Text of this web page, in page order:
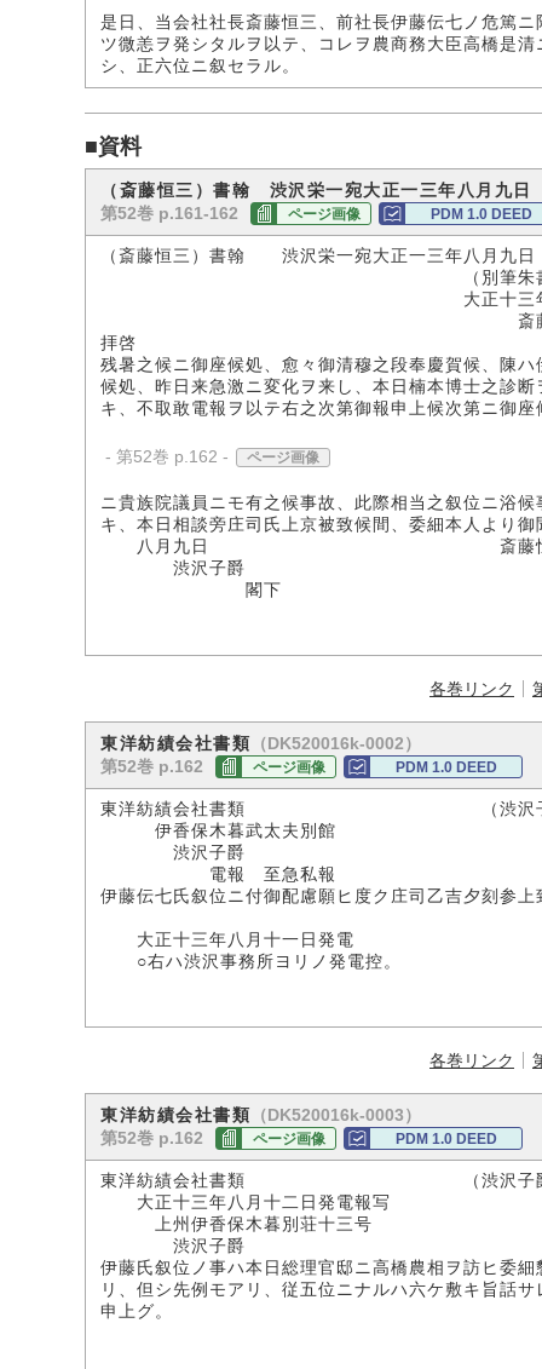
是日、当会社社長斎藤恒三、前社長伊藤伝七ノ危篤
ツ微恙ヲ発シタルヲ以テ、コレヲ農商務大臣高橋是
シ、正六位ニ叙セラル。
■資料
（斎藤恒三）書翰 渋沢栄一宛大正一三年八月九日
第52巻 p.161-162
ページ画像 PDM 1.0 DEED
（斎藤恒三）書翰 渋沢栄一宛大正一三年八月九
（別筆朱書
大正十三年八月
斎藤恒三
拝啓
残暑之候ニ御座候処、愈々御清穆之段奉慶賀候、陳
候処、昨日来急激ニ変化ヲ来し、本日楠本博士之診
キ、不取敢電報ヲ以テ右之次第御報申上候次第ニ御
- 第52巻 p.162 - ページ画像
ニ貴族院議員ニモ有之候事故、此際相当之叙位ニ浴
キ、本日相談旁庄司氏上京被致候間、委細本人より
八月九日 斎藤恒
渋沢子爵
閣下
各巻リンク
東洋紡績会社書類 （DK520016k-0002）
第52巻 p.162
ページ画像 PDM 1.0 DEED
東洋紡績会社書類 （渋沢子爵
伊香保木暮武太夫別館
渋沢子爵
電報 至急私報
伊藤伝七氏叙位ニ付御配慮願ヒ度ク庄司乙吉夕刻参上
大正十三年八月十一日発電
○右ハ渋沢事務所ヨリノ発電控。
各巻リンク
東洋紡績会社書類 （DK520016k-0003）
第52巻 p.162
ページ画像 PDM 1.0 DEED
東洋紡績会社書類 （渋沢子爵家
大正十三年八月十二日発電報写
上州伊香保木暮別荘十三号
渋沢子爵 佐
伊藤氏叙位ノ事ハ本日総理官邸ニ高橋農相ヲ訪ヒ委
リ、但シ先例モアリ、従五位ニナルハ六ケ敷キ旨話
申上グ。